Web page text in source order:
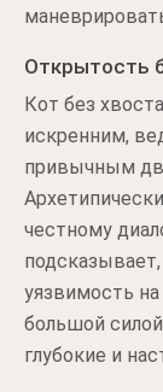
Открытость
Кот без
искренним,
привычным
честному
уязвимость
большой
глубокие и